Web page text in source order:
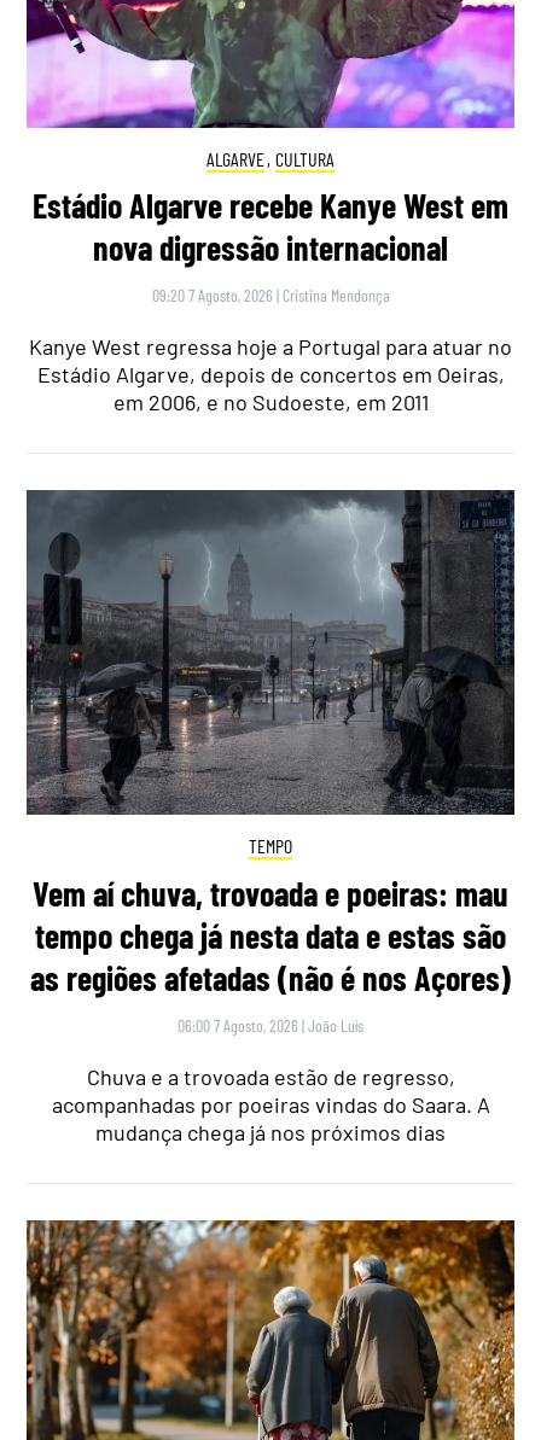
ALGARVE, CULTURA
Estádio Algarve recebe Kanye West em
nova digressão internacional
09:20 7 Agosto, 2026 | Cristina Mendonça
Kanye West regressa hoje a Portugal para atuar no
Estádio Algarve, depois de concertos em Oeiras,
em 2006, e no Sudoeste, em 2011
TEMPO
Vem aí chuva, trovoada e poeiras: mau
tempo chega já nesta data e estas são
as regiões afetadas (não é nos Açores)
06:00 7 Agosto, 2026 |João Luís
Chuva e a trovoada estão de regresso,
acompanhadas por poeiras vindas do Saara. A
mudança chega já nos próximos dias